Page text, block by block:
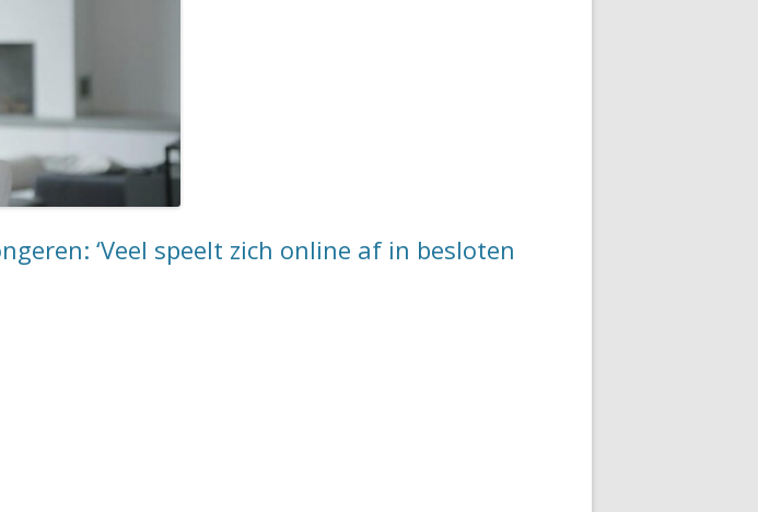
‘Veel speelt zich online af in besloten